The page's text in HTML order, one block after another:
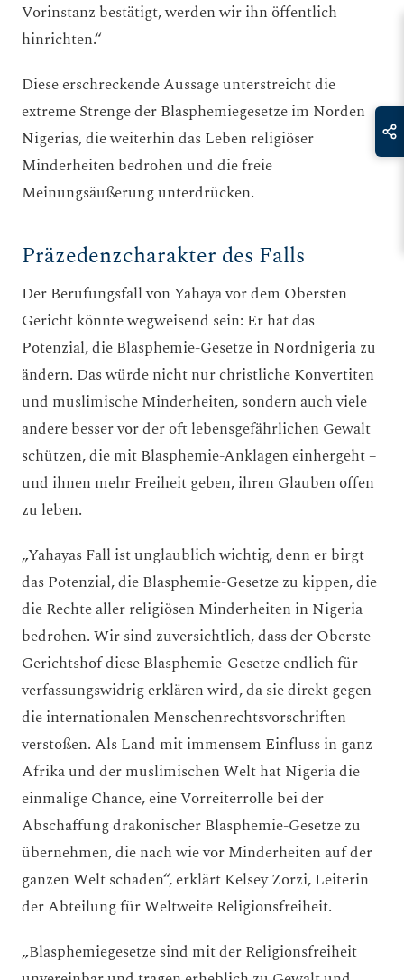
Vorinstanz bestätigt, werden wir ihn öffentlich
hinrichten.“
Diese erschreckende Aussage unterstreicht die
extreme Strenge der Blasphemiegesetze im Norden
Nigerias, die weiterhin das Leben religiöser
Minderheiten bedrohen und die freie
Meinungsäußerung unterdrücken.
Präzedenzcharakter des Falls
Der Berufungsfall von Yahaya vor dem Obersten
Gericht könnte wegweisend sein: Er hat das
Potenzial, die Blasphemie-Gesetze in Nordnigeria zu
ändern. Das würde nicht nur christliche Konvertiten
und muslimische Minderheiten, sondern auch viele
andere besser vor der oft lebensgefährlichen Gewalt
schützen, die mit Blasphemie-Anklagen einhergeht –
und ihnen mehr Freiheit geben, ihren Glauben offen
zu leben.
„Yahayas Fall ist unglaublich wichtig, denn er birgt
das Potenzial, die Blasphemie-Gesetze zu kippen, die
die Rechte aller religiösen Minderheiten in Nigeria
bedrohen. Wir sind zuversichtlich, dass der Oberste
Gerichtshof diese Blasphemie-Gesetze endlich für
verfassungswidrig erklären wird, da sie direkt gegen
die internationalen Menschenrechtsvorschriften
verstoßen. Als Land mit immensem Einfluss in ganz
Afrika und der muslimischen Welt hat Nigeria die
einmalige Chance, eine Vorreiterrolle bei der
Abschaffung drakonischer Blasphemie-Gesetze zu
übernehmen, die nach wie vor Minderheiten auf der
ganzen Welt schaden“, erklärt Kelsey Zorzi, Leiterin
der Abteilung für Weltweite Religionsfreiheit.
„Blasphemiegesetze sind mit der Religionsfreiheit